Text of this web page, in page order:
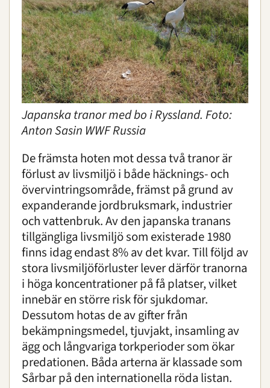
Tranor
Vildkatt
Visent
Övriga bevarandeinsatser i världen
Karpatisk lo
Forskning
Utbildning
Boende
Konferens
Om oss | Öppettider | Press
Sök
Japanska tranor med bo i Ryssland. Foto:
Anton Sasin WWF Russia
De främsta hoten mot dessa två tranor är
förlust av livsmiljö i både häcknings- och
övervintringsområde, främst på grund av
expanderande jordbruksmark, industrier
och vattenbruk. Av den japanska tranans
tillgängliga livsmiljö som existerade 1980
finns idag endast 8% av det kvar. Till följd av
stora livsmiljöförluster lever därför tranorna
i höga koncentrationer på få platser, vilket
innebär en större risk för sjukdomar.
Dessutom hotas de av gifter från
bekämpningsmedel, tjuvjakt, insamling av
ägg och långvariga torkperioder som ökar
predationen. Båda arterna är klassade som
Sårbar på den internationella röda listan.